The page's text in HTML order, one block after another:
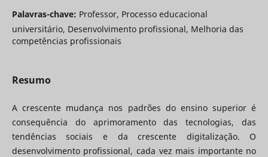
Palavras-chave: Professor, Processo educacional
universitário, Desenvolvimento profissional, Melhoria das
competências profissionais
Resumo
A crescente mudança nos padrões do ensino superior é
consequência do aprimoramento das tecnologias, das
tendências sociais e da crescente digitalização. O
desenvolvimento profissional, cada vez mais importante no